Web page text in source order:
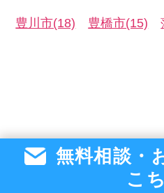
豊川市(18) 豊橋市(15)
無料相談・
こ